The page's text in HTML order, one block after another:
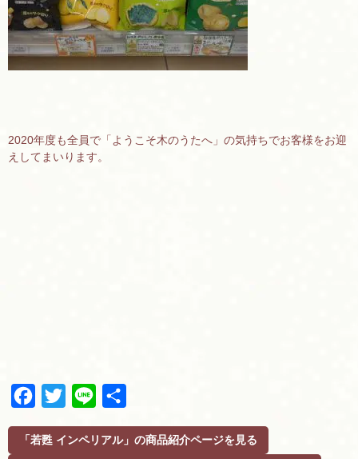
2020年度も全員で「ようこそ木のうたへ」の気持ちでお客様をお迎
えしてまいります。
c
w
「若甦 インペリアル」の商品紹介ページを見る